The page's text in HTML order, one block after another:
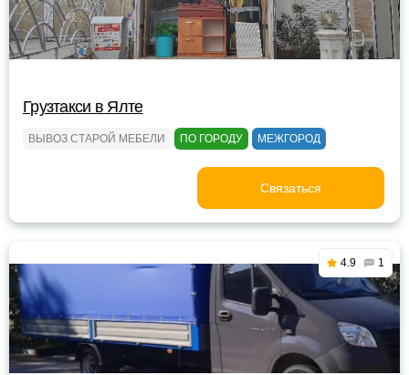
Грузтакси в Ялте
ВЫВОЗ СТАРОЙ МЕБЕЛИ ПО ГОРОДУ МЕЖГОРОД
Связаться
4.9 1